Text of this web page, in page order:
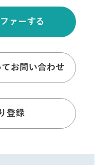
ァーする
お問い合わせ
登録